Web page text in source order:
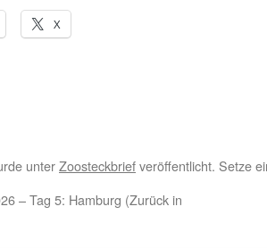
X
unterZoosteckbriefveröffentlicht. Setze
– Tag 5: Hamburg (Zurück in